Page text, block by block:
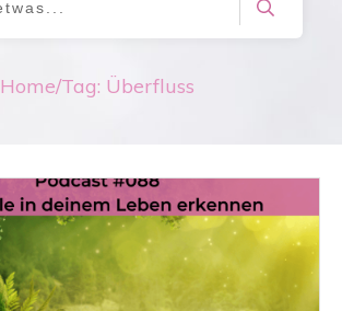
Home/Tag: Überfluss